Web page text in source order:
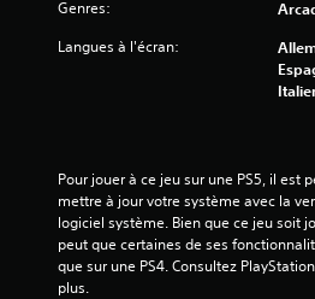
Genres:
Langues à l'écran:
Pour jouer à ce jeu sur une PS5, il est
mettre à jour votre système avec la
logiciel système. Bien que ce jeu soit
peut que certaines de ses
que sur une PS4. Consultez
plus.